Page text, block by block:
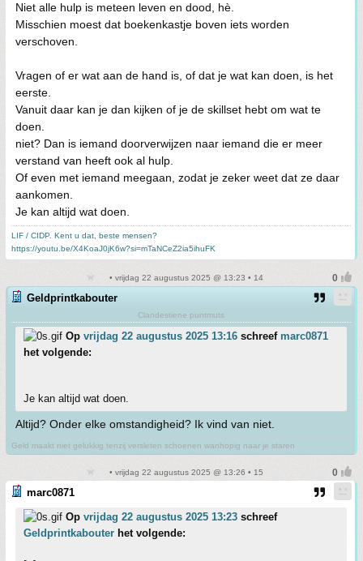
Niet alle hulp is meteen leven en dood, hè.
Misschien moest dat boekenkastje boven iets worden
verschoven.
Vragen of er wat aan de hand is, of dat je wat kan doen, is het
eerste.
Vanuit daar kan je dan kijken of je de skillset hebt om wat te
doen.
niet? Dan is iemand doorverwijzen naar iemand die er meer
verstand van heeft ook al hulp.
Of even met iemand meegaan, zodat je zeker weet dat ze daar
aankomen.
Je kan altijd wat doen.
LIF / CIDP. Kent u dat, beste mensen?
https://youtu.be/X4KoaJ0jK6w?si=mTaNCeZ2ia5ihuFK
• vrijdag 22 augustus 2025 @ 13:23 • 14
Geldprintkabouter
Clandestiene puntmuts
Op vrijdag 22 augustus 2025 13:16 schreef marc0871
het volgende:
Je kan altijd wat doen.
Altijd? Onder elke omstandigheid? Ik vind van niet.
Geld maakt niet gelukkig tenzij versleten schoenen wanhopig naar je staren
• vrijdag 22 augustus 2025 @ 13:26 • 15
marc0871
Op vrijdag 22 augustus 2025 13:23 schreef
Geldprintkabouter het volgende: